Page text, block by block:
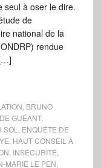
seul à oser le dire.
de
national de la
rendue
BRUNO
GUÉANT,
ENQUÊTE DE
HAUT CONSEIL À
INSÉCURITÉ
MARIE LE PEN